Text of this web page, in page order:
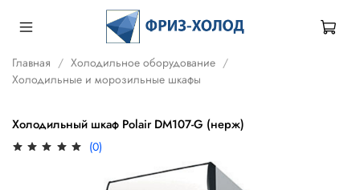
Главная
Холодильное оборудование
Холодильные и морозильные шкафы
Холодильный шкаф Polair DM107-G (нерж)
(0)